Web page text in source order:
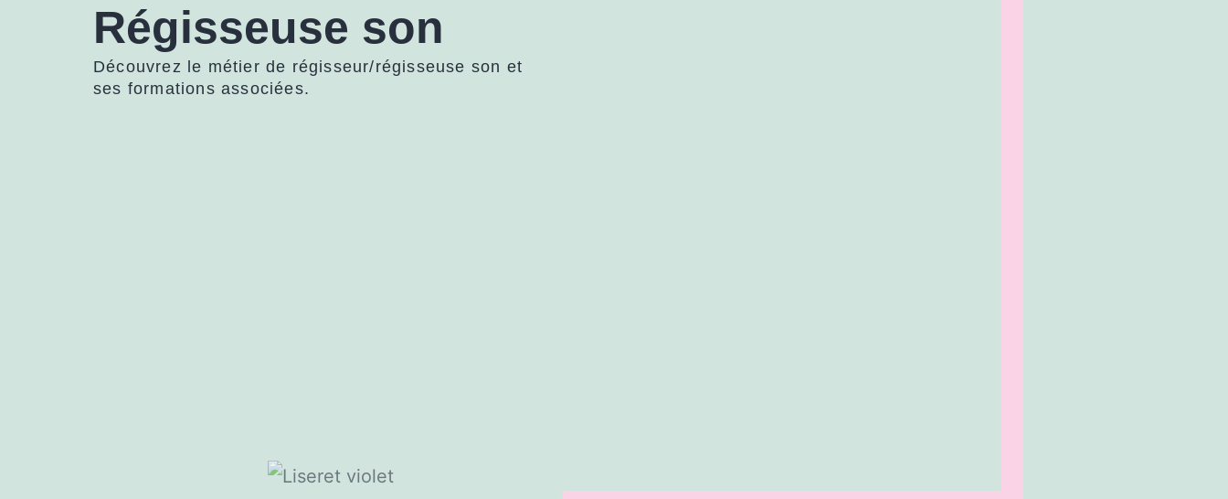
Régisseuse son
Découvrez le métier de régisseur/régisseuse son et
ses formations associées.